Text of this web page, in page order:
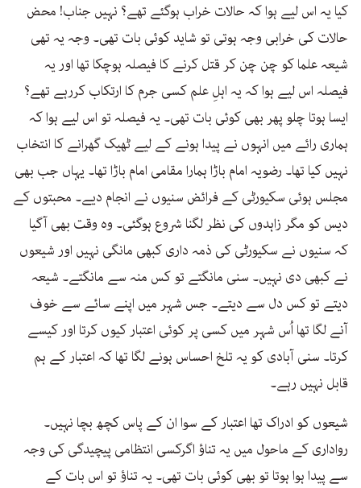
کیا یہ اس لیے ہوا کہ حالات خراب ہوگئے تھے؟ نہیں جناب! محض
حالات کی خرابی وجہ ہوتی تو شاید کوئی بات تھی۔ وجہ یہ تھی
شیعہ علما کو چن چن کر قتل کرنے کا فیصلہ ہوچکا تھا اور یہ
فیصلہ اس لیے ہوا کہ یہ اہلِ علم کسی جرم کا ارتکاب کررہے تھے؟
ایسا ہوتا چلو پھر بھی کوئی بات تھی۔ یہ فیصلہ تو اس لیے ہوا کہ
ہماری رائے میں انہوں نے پیدا ہونے کے لیے ٹھیک گھرانے کا انتخاب
نہیں کیا تھا۔ رضویہ امام باڑا ہمارا مقامی امام باڑا تھا۔ یہاں جب بھی
مجلس ہوئی سکیورٹی کے فرائض سنیوں نے انجام دیے۔ محبتوں کے
دیس کو مگر زاہدوں کی نظر لگنا شروع ہوگئی۔ وہ وقت بھی آگیا
کہ سنیوں نے سکیورٹی کی ذمہ داری کبھی مانگی نہیں اور شیعوں
نے کبھی دی نہیں۔ سنی مانگتے تو کس منہ سے مانگتے۔ شیعہ
دیتے تو کس دل سے دیتے۔ جس شہر میں اپنے سائے سے خوف
آنے لگا تھا اُس شہر میں کسی پر کوئی اعتبار کیوں کرتا اور کیسے
کرتا۔ سنی آبادی کو یہ تلخ احساس ہونے لگا تھا کہ اعتبار کے ہم
قابل نہیں رہے۔
شیعوں کو ادراک تھا اعتبار کے سوا ان کے پاس کچھ بچا نہیں۔
رواداری کے ماحول میں یہ تناؤ اگرکسی انتظامی پیچیدگی کی وجہ
سے پیدا ہوا ہوتا تو بھی کوئی بات تھی۔ یہ تناؤ تو اس بات کے